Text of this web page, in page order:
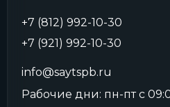
+7 (812) 992-10-30
+7 (921) 992-10-30
info@saytspb.ru
Рабочие дни: пн-пт с